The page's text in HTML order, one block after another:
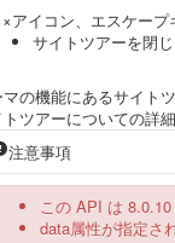
×アイコン、エスケープ
サイトツアーを閉
マの機能にあるサイト
ツアーについての詳
注意事項
この API は
data属性が指定さ